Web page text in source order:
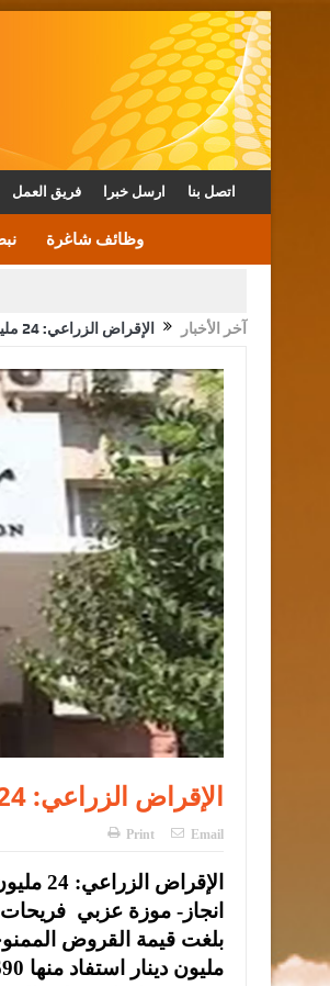
فريق العمل ارسل خبرا اتصل بنا
وظائف شاغرة
الأمن يتلف
الملك يتلقى اتصالا
آخر الأخبار الإقراض الزراعي: 24 مليون دينار قروض زراعية منذ بداية العام وحتى نهاية أيار
الإقراض الزراعي: 24 مليون دينار قروض زراعية منذ بداية العام وحتى نهاية أيار
Print Email
الإقراض الزراعي: 24 مليون دينار قروض زراعية منذ بداية العام وحتى نهاية أيار
انجاز- موزة عزبي فريحات